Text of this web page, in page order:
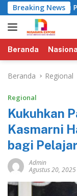
Langsung
ke
konten
Breaking News
Isu
Beranda
Beranda Regional
Regional
Kukuhkan
Kasmarni
bagi
Admin
Agustus 20, 2025